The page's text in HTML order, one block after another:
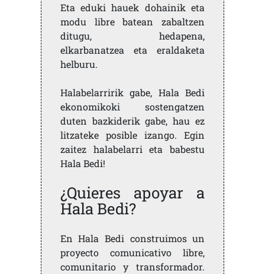
Eta eduki hauek dohainik eta
modu libre batean zabaltzen
ditugu, hedapena,
elkarbanatzea eta eraldaketa
helburu.
Halabelarririk gabe, Hala Bedi
ekonomikoki sostengatzen
duten bazkiderik gabe, hau ez
litzateke posible izango. Egin
zaitez halabelarri eta babestu
Hala Bedi!
¿Quieres apoyar a
Hala Bedi?
En Hala Bedi construimos un
proyecto comunicativo libre,
comunitario y transformador.